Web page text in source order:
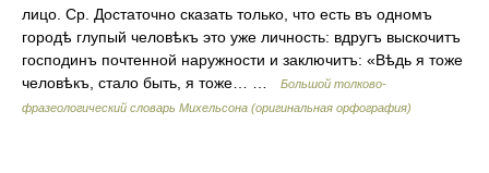
лицо. Ср. Достаточно сказать только, что есть въ одномъ
городѣ глупый человѣкъ это уже личность: вдругъ выскочитъ
господинъ почтенной наружности и заключитъ: «Вѣдь я тоже
человѣкъ, стало быть, я тоже… …
Большой толково-
фразеологический словарь Михельсона (оригинальная орфография)